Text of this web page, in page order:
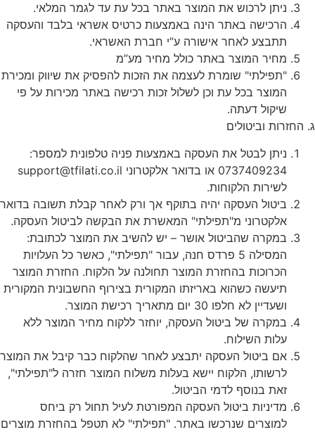
ניתן לרכוש את המוצר באתר בכל עת עד לגמר המלאי.
הרכישה באתר הינה באמצעות כרטיס אשראי בלבד והעסקה
תתבצע לאחר אישורה ע”י חברת האשראי.
מחיר המוצר באתר כולל מחיר מע”מ
"תפילתי" שומרת לעצמה את הזכות להפסיק את שיווק ומכירת
המוצר בכל עת וכן לשלול זכות רכישה באתר מכירות על פי
שיקול דעתה.
ג. החזרות וביטולים
ניתן לבטל את העסקה באמצעות פניה טלפונית למספר:
0737409234 או בדואר אלקטרוני
support@tfilati.co.il
לשירות הלקוחות.
ביטול העסקה יהיה בתוקף אך ורק לאחר קבלת תשובה בדואר
אלקטרוני מ"תפילתי" המאשרת את הבקשה לביטול העסקה.
במקרה שהביטול אושר – יש להשיב את המוצר לכתובת:
המסילה 5 פרדס חנה, עבור "תפילתי", כאשר כל העלויות
הכרוכות בהחזרת המוצר תחולנה על הלקוח. החזרת המוצר
תיעשה כשהוא באריזתו המקורית בצירוף החשבונית המקורית
ושעדיין לא חלפו 30 יום מתאריך רכישת המוצר.
במקרה של ביטול העסקה, יוחזר ללקוח מחיר המוצר ללא
עלות השילוח.
אם ביטול העסקה יתבצע לאחר שהלקוח כבר קיבל את המוצר
לרשותו, הלקוח יישא בעלות משלוח המוצר חזרה ל"תפילתי",
זאת בנוסף לדמי הביטול.
מדיניות ביטול העסקה המפורטת לעיל תחול רק ביחס
למוצרים שנרכשו באתר. "תפילתי" לא תטפל בהחזרת מוצרים